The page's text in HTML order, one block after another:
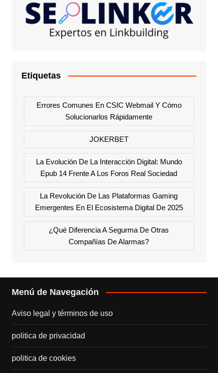
Etiquetas
Errores Comunes En CSIC Webmail Y Cómo
Solucionarlos Rápidamente
JOKERBET
La Evolución De La Interacción Digital: Mundo
Epub 14 Frente A Los Foros Real Sociedad
La Revolución De Las Plataformas Gaming
Emergentes En El Ecosistema Digital De 2025
¿Qué Diferencia A Segurma De Otras
Compañías De Alarmas?
Menú de Navegación
Aviso legal y términos de uso
politica de privacidad
politica de cookies